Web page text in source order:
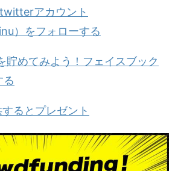
アカウント
）をフォローする
貯めてみよう！フェイスブック
る
るとプレゼント